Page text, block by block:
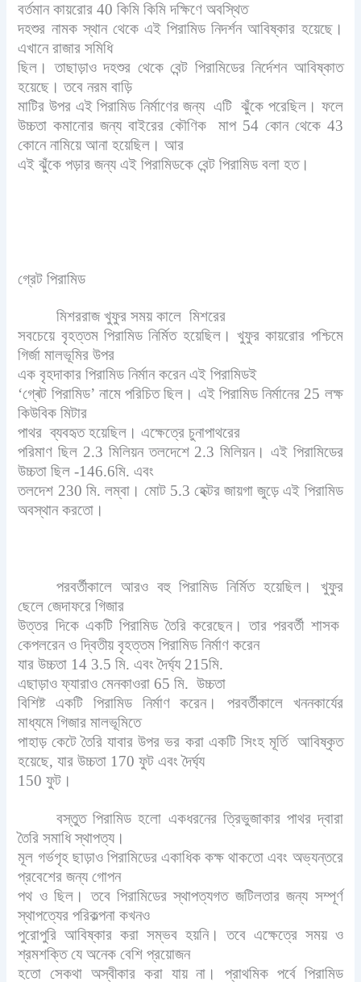
বর্তমান কায়রোর 40 কিমি কিমি দক্ষিণে অবস্থিত
দহশুর নামক স্থান থেকে এই পিরামিড নিদর্শন আবিষ্কার হয়েছে।
এখানে রাজার সমিধি
ছিল। তাছাড়াও দহশুর থেকে বেন্ট পিরামিডের নির্দেশন আবিষ্কাত
হয়েছে। তবে নরম বাড়ি
মাটির উপর এই পিরামিড নির্মাণের জন্য এটি ঝুঁকে পরেছিল। ফলে
উচ্চতা কমানোর জন্য বাইরের কৌণিক মাপ 54 কোন থেকে 43
কোনে নামিয়ে আনা হয়েছিল। আর
এই ঝুঁকে পড়ার জন্য এই পিরামিডকে বেন্ট পিরামিড বলা হত।
গ্রেট পিরামিড
মিশররাজ খুফুর সময় কালে মিশরের
সবচেয়ে বৃহত্তম পিরামিড নির্মিত হয়েছিল। খুফুর কায়রোর পশ্চিমে
গির্জা মালভূমির উপর
এক বৃহদাকার পিরামিড নির্মান করেন এই পিরামিডই
‘গ্ৰেট পিরামিড’ নামে পরিচিত ছিল। এই পিরামিড নির্মানের 25 লক্ষ
কিউবিক মিটার
পাথর ব্যবহৃত হয়েছিল। এক্ষেত্রে চুনাপাথরের
পরিমাণ ছিল 2.3 মিলিয়ন তলদেশে 2.3 মিলিয়ন। এই পিরামিডের
উচ্চতা ছিল -146.6মি. এবং
তলদেশ 230 মি. লম্বা। মোট 5.3 হেক্টর জায়গা জুড়ে এই পিরামিড
অবস্থান করতো।
পরবর্তীকালে আরও বহু পিরামিড নির্মিত হয়েছিল। খুফুর
ছেলে জেদাফরে গিজার
উত্তর দিকে একটি পিরামিড তৈরি করেছেন। তার পরবর্তী শাসক
কেপলরেন ও দ্বিতীয় বৃহত্তম পিরামিড নির্মাণ করেন
যার উচ্চতা 14 3.5 মি. এবং দৈর্ঘ্য 215মি.
এছাড়াও ফ্যারাও মেনকাওরা 65 মি. উচ্চতা
বিশিষ্ট একটি পিরামিড নির্মাণ করেন। পরবর্তীকালে খননকার্যের
মাধ্যমে গিজার মালভূমিতে
পাহাড় কেটে তৈরি যাবার উপর ভর করা একটি সিংহ মূর্তি আবিষ্কৃত
হয়েছে, যার উচ্চতা 170 ফুট এবং দৈর্ঘ্য
150 ফুট।
বস্তুত পিরামিড হলো একধরনের ত্রিভুজাকার পাথর দ্বারা
তৈরি সমাধি স্থাপত্য।
মূল গর্ভগৃহ ছাড়াও পিরামিডের একাধিক কক্ষ থাকতো এবং অভ্যন্তরে
প্রবেশের জন্য গোপন
পথ ও ছিল। তবে পিরামিডের স্থাপত্যগত জটিলতার জন্য সম্পূর্ণ
স্থাপত্যের পরিকল্পনা কখনও
পুরোপুরি আবিষ্কার করা সম্ভব হয়নি। তবে এক্ষেত্রে সময় ও
শ্রমশক্তি যে অনেক বেশি প্রয়োজন
হতো সেকথা অস্বীকার করা যায় না। প্রাথমিক পর্বে পিরামিড